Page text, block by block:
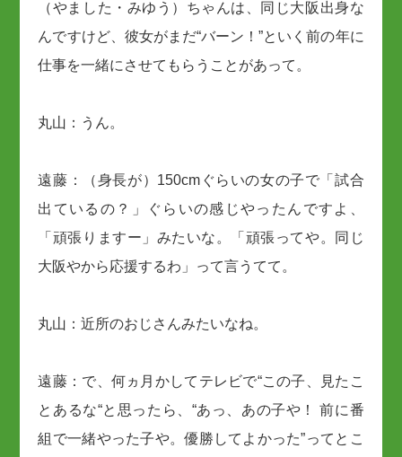
（やました・みゆう）ちゃんは、同じ大阪出身な
んですけど、彼女がまだ“バーン！”といく前の年に
仕事を一緒にさせてもらうことがあって。
丸山：うん。
遠藤：（身長が）150cmぐらいの女の子で「試合
出ているの？」ぐらいの感じやったんですよ、
「頑張りますー」みたいな。「頑張ってや。同じ
大阪やから応援するわ」って言うてて。
丸山：近所のおじさんみたいなね。
遠藤：で、何ヵ月かしてテレビで“この子、見たこ
とあるな“と思ったら、“あっ、あの子や！ 前に番
組で一緒やった子や。優勝してよかった”ってとこ